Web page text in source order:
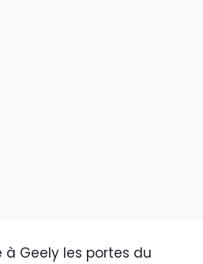
Geely les portes du